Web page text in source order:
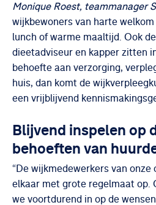
Monique Roest, teammanager
wijkbewoners van harte
lunch of warme maaltijd. Ook
dieetadviseur en kapper zitten
behoefte aan verzorging,
huis, dan komt de
een vrijblijvend
Blijvend inspelen op
behoeften van
“De wijkmedewerkers van onze
elkaar met grote regelmaat op.
we voortdurend in op de